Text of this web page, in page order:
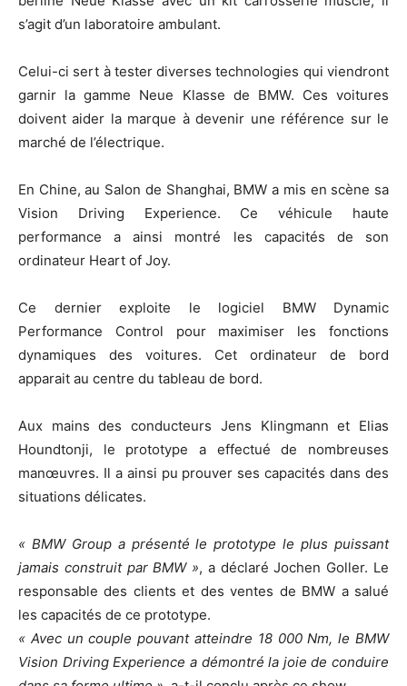
s’agit d’un laboratoire ambulant.
Celui-ci sert à tester diverses technologies qui viendront
garnir la gamme Neue Klasse de BMW. Ces voitures
doivent aider la marque à devenir une référence sur le
marché de l’électrique.
En Chine, au Salon de Shanghai, BMW a mis en scène sa
Vision Driving Experience. Ce véhicule haute
performance a ainsi montré les capacités de son
ordinateur Heart of Joy.
Ce dernier exploite le logiciel BMW Dynamic
Performance Control pour maximiser les fonctions
dynamiques des voitures. Cet ordinateur de bord
apparait au centre du tableau de bord.
Aux mains des conducteurs Jens Klingmann et Elias
Houndtonji, le prototype a effectué de nombreuses
manœuvres. Il a ainsi pu prouver ses capacités dans des
situations délicates.
« BMW Group a présenté le prototype le plus puissant
jamais construit par BMW », a déclaré Jochen Goller. Le
responsable des clients et des ventes de BMW a salué
les capacités de ce prototype.
« Avec un couple pouvant atteindre 18 000 Nm, le BMW
Vision Driving Experience a démontré la joie de conduire